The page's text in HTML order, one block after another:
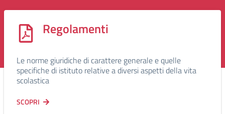
Regolamenti
Le norme giuridiche di carattere generale e quelle
specifiche di istituto relative a diversi aspetti della vita
scolastica
SCOPRI